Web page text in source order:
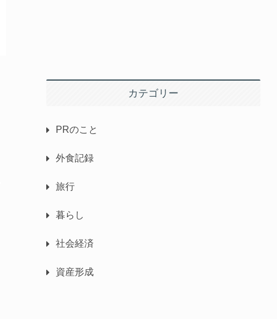
カテゴリー
PRのこと
外食記録
旅行
暮らし
社会経済
資産形成